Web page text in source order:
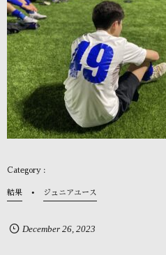
結果 ジュニアユース
December 26, 2023